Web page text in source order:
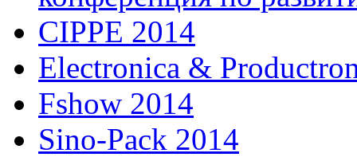
CIPPE 2014
Electronica &
Fshow 2014
Sino-Pack 2014